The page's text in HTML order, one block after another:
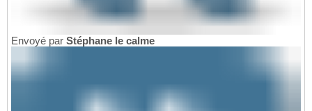
Envoyé par Stéphane le calme